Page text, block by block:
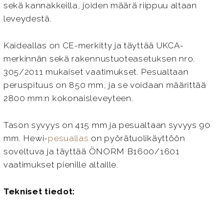
sekä kannakkeilla, joiden määrä riippuu altaan
leveydestä.
Kaideallas on CE-merkitty ja täyttää UKCA-
merkinnän sekä rakennustuoteasetuksen nro.
305/2011 mukaiset vaatimukset. Pesualtaan
peruspituus on 850 mm, ja se voidaan määrittää
2800 mm:n kokonaisleveyteen.
Tason syvyys on 415 mm ja pesualtaan syvyys 90
mm. Hewi-pesuallas on pyörätuolikäyttöön
soveltuva ja täyttää ÖNORM B1600/1601
vaatimukset pienille altaille.
Tekniset tiedot: